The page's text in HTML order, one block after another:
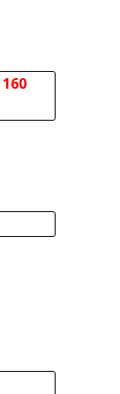
160